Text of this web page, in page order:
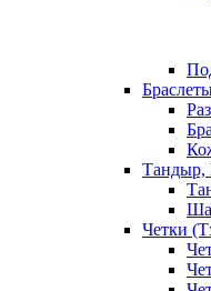
Тандыр,
Четки